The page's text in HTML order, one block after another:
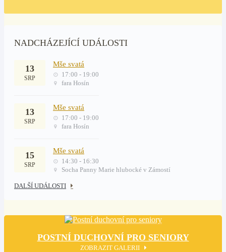
NADCHÁZEJÍCÍ UDÁLOSTI
13
SRP
Mše svatá
17:00 - 19:00
fara Hosín
13
SRP
Mše svatá
17:00 - 19:00
fara Hosín
15
SRP
Mše svatá
14:30 - 16:30
Socha Panny Marie hlubocké v Zámostí
DALŠÍ UDÁLOSTI
POSTNÍ DUCHOVNÍ PRO SENIORY
ZOBRAZIT GALERII